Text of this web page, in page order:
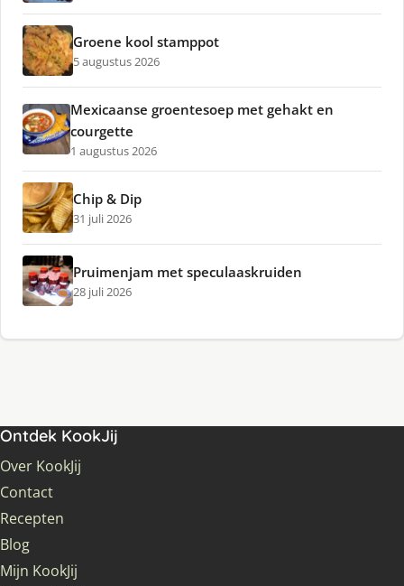
Groene kool stamppot
5 augustus 2026
Mexicaanse groentesoep met gehakt en
courgette
1 augustus 2026
Chip & Dip
31 juli 2026
Pruimenjam met speculaaskruiden
28 juli 2026
Ontdek KookJij
Over KookJij
Contact
Recepten
Blog
Mijn KookJij